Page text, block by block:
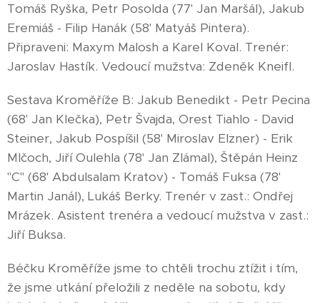
Tomáš Ryška, Petr Posolda (77' Jan Maršál), Jakub
Eremiáš - Filip Hanák (58' Matyáš Pintera).
Připraveni: Maxym Malosh a Karel Koval. Trenér:
Jaroslav Hastík. Vedoucí mužstva: Zdeněk Kneifl.
Sestava Kroměříže B: Jakub Benedikt - Petr Pecina
(68' Jan Klečka), Petr Švajda, Orest Tiahlo - David
Steiner, Jakub Pospíšil (58' Miroslav Elzner) - Erik
Mlčoch, Jiří Oulehla (78' Jan Zlámal), Štěpán Heinz
"C" (68' Abdulsalam Kratov) - Tomáš Fuksa (78'
Martin Janál), Lukáš Berky. Trenér v zast.: Ondřej
Mrázek. Asistent trenéra a vedoucí mužstva v zast.:
Jiří Buksa.
Béčku Kroměříže jsme to chtěli trochu ztížit i tím,
že jsme utkání přeložili z neděle na sobotu, kdy